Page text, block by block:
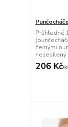
Průhledné
černými
nezesílený
206 Kč/